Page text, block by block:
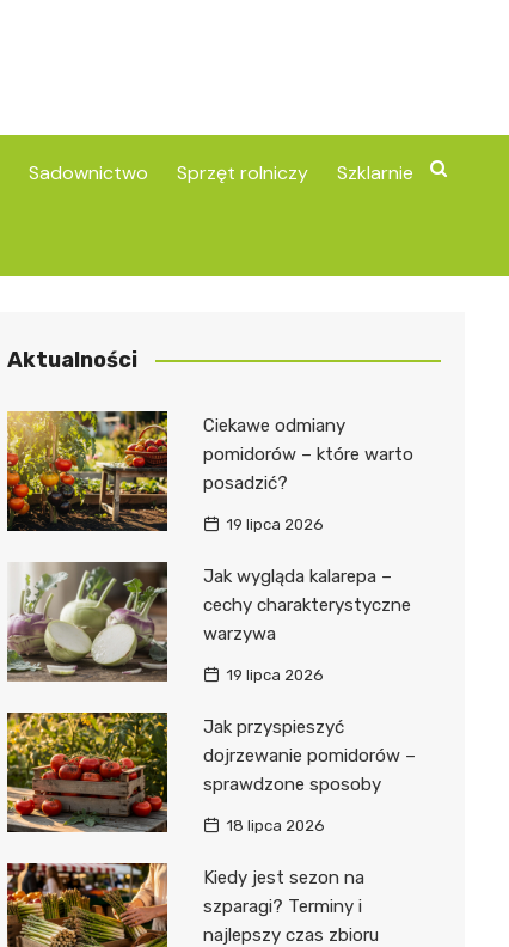
Sadownictwo Sprzęt rolniczy Szklarnie
Aktualności
Ciekawe odmiany
pomidorów – które warto
posadzić?
19 lipca 2026
Jak wygląda kalarepa –
cechy charakterystyczne
warzywa
19 lipca 2026
Jak przyspieszyć
dojrzewanie pomidorów –
sprawdzone sposoby
18 lipca 2026
Kiedy jest sezon na
szparagi? Terminy i
najlepszy czas zbioru